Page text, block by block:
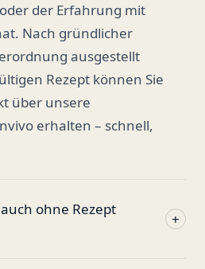
der Erfahrung mit
Nach gründlicher
ausgestellt
Rezept können Sie
über unsere
erhalten – schnell,
ohne Rezept
+